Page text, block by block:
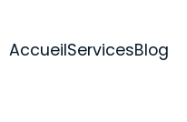
AccueilServicesBlog